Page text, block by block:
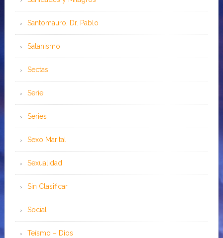
Santomauro, Dr. Pablo
Satanismo
Sectas
Serie
Series
Sexo Marital
Sexualidad
Sin Clasificar
Social
Teísmo – Dios